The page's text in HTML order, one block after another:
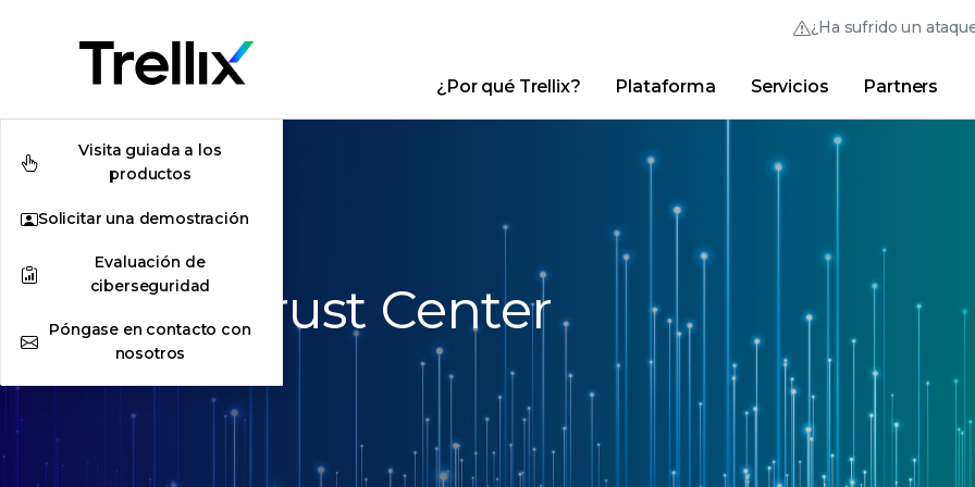
¿Ha sufrido un
Inicio de sesión en
Trellix
Trellix Hive
Advanced Research Center
Australia (English)
Canada (Français)
España (Español)
France (Français)
Hong Kong
日本 (日本語)
¿Por qué Trellix? Plataforma Servicios Partners
Visita guiada a los
productos
Solicitar una demostración
Evaluación de
ciberseguridad
Póngase en contacto con
nosotros
Trellix Trust Center